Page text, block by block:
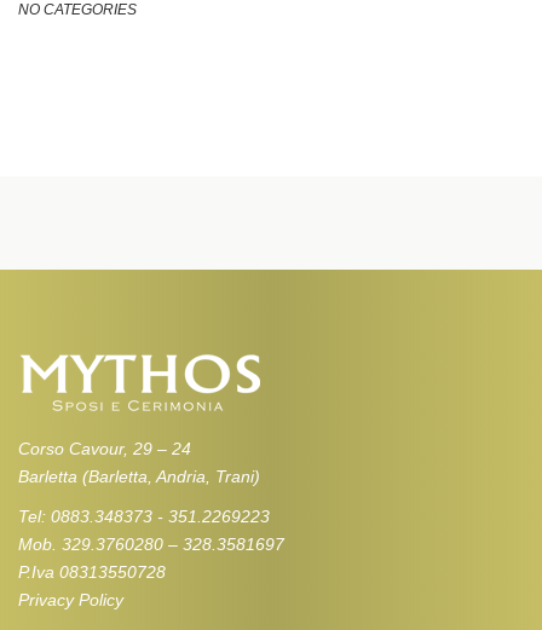
NO CATEGORIES
Corso Cavour, 29 – 24
Barletta (Barletta, Andria, Trani)
Tel: 0883.348373 - 351.2269223
Mob. 329.3760280 – 328.3581697
P.Iva 08313550728
Privacy Policy